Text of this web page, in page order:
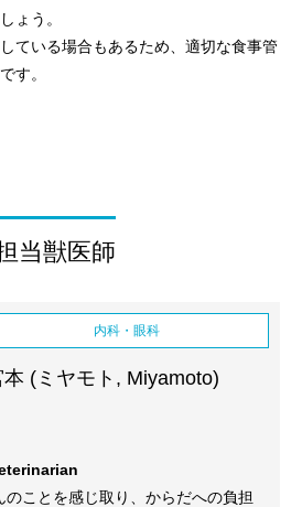
ょう。
ている場合もあるため、適切な食事管
す。
当獣医師
内科・眼科
本 (ミヤモト, Miyamoto)
ことを感じ取り、からだへの負担